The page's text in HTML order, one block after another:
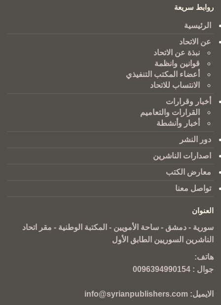
روابط سريعة
الرئيسية
عن الاتحاد
نبذة عن الاتحاد
قوانين وانظمة
أعضاء المكتب التنفيذي
الانتساب للاتحاد
أخبار وقرارات
القرارات والتعاميم
أخبار وأنشطة
دور النشر
اصدارات الناشرين
معارض الكتب
تواصل معنا
العنوان
سورية - دمشق - ساحة الأمويين - المكتبة الوطنية - مقر اتحاد
الناشرين السوريين الطابق الأول
هاتف:
جوال : 0096394990154
الايميل: info@syrianpublishers.com